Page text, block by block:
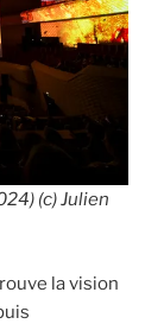
(c) Julien
la vision